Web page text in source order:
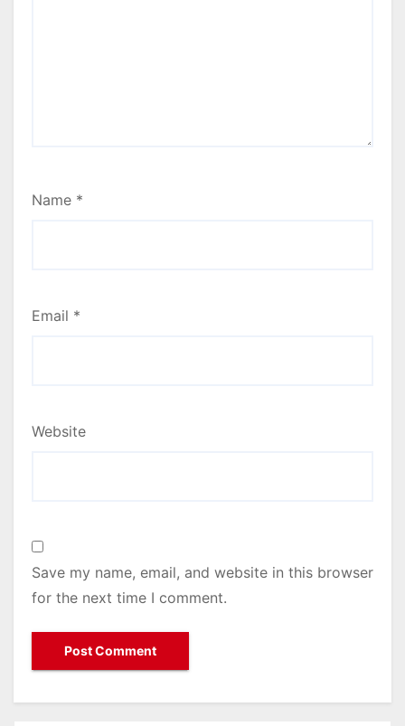
Name *
Email *
Website
Save my name, email, and website in this browser
for the next time I comment.